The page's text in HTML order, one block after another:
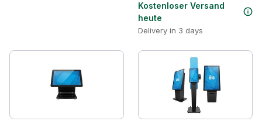
Kostenloser Versand
heute
Delivery in 3 days